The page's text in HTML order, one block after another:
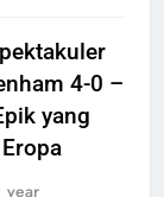
4-0 –
yang
year